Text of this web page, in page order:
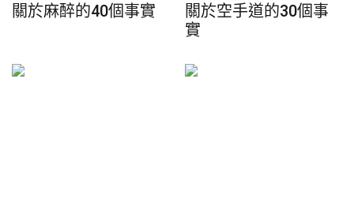
關於麻醉的40個事實
關於空手道的30個事
實